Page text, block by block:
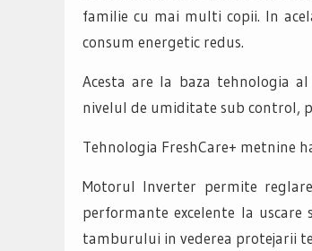
familie cu mai multi copii. In
consum energetic redus.
Acesta are la baza tehnologia
nivelul de umiditate sub control,
Tehnologia FreshCare+ metnine
Motorul Inverter permite
performante excelente la
tamburului in vederea protejarii